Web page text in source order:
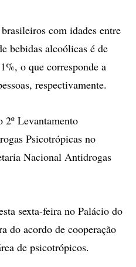
com idades entre
bebidas alcoólicas é de
o que corresponde a
respectivamente.
2º Levantamento
Psicotrópicas no
Nacional Antidrogas
sexta-feira no Palácio do
do acordo de cooperação
de psicotrópicos.